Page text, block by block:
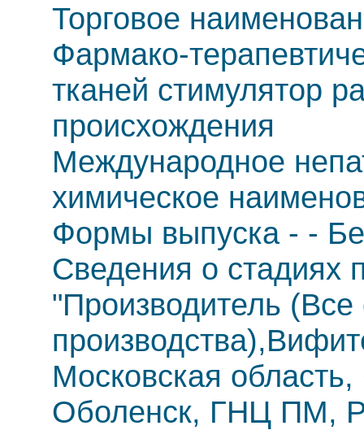
Торговое
Фармако-
тканей стимулятор
происхождения
Международное
химическое
Формы выпуска - -
Сведения о стадиях
"Производитель (Все
Московская
Оболенск, ГНЦ ПМ,